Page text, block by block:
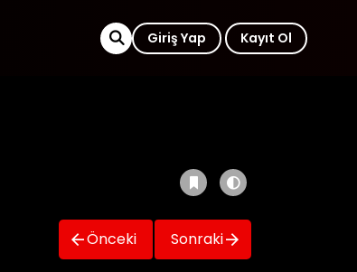
Giriş Yap Kayıt Ol
Önceki Sonraki